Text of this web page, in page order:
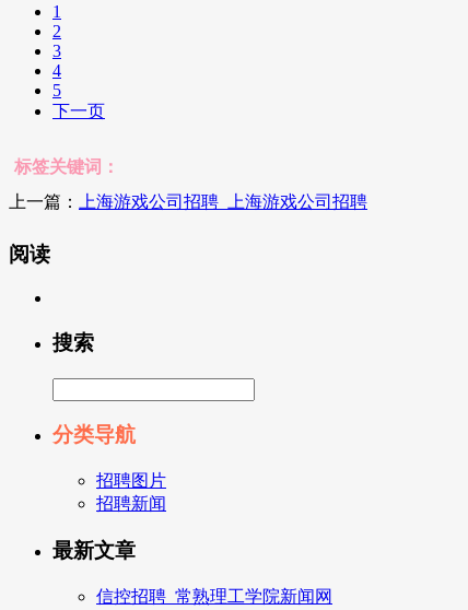
1
2
3
4
5
下一页
标签关键词：
上一篇：
上海游戏公司招聘_上海游戏公司招聘
阅读
搜索
分类导航
招聘图片
招聘新闻
最新文章
信控招聘_常熟理工学院新闻网